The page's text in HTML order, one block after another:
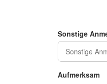
Sonstige
Aufmerksam